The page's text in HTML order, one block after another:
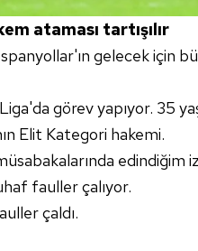
ataması tartışılır
gelecek için
görev yapıyor. 35
Elit Kategori hakemi.
edindiğim
fauller çalıyor.
çaldı.